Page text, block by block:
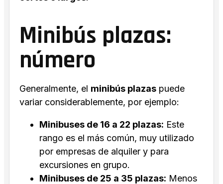
Minibús plazas:
número
Generalmente, el minibús plazas puede
variar considerablemente, por ejemplo:
Minibuses de 16 a 22 plazas: Este
rango es el más común, muy utilizado
por empresas de alquiler y para
excursiones en grupo.
Minibuses de 25 a 35 plazas: Menos